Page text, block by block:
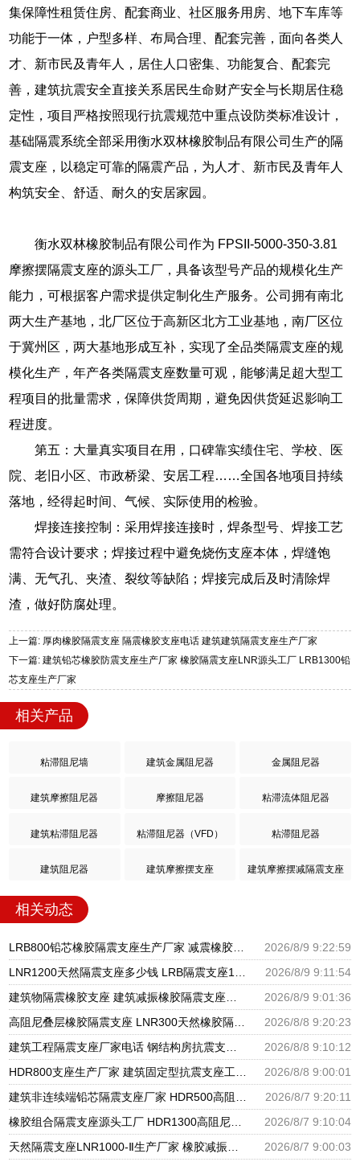
集保障性租赁住房、配套商业、社区服务用房、地下车库等
功能于一体，户型多样、布局合理、配套完善，面向各类人
才、新市民及青年人，居住人口密集、功能复合、配套完
善，建筑抗震安全直接关系居民生命财产安全与长期居住稳
定性，项目严格按照现行抗震规范中重点设防类标准设计，
基础隔震系统全部采用衡水双林橡胶制品有限公司生产的隔
震支座，以稳定可靠的隔震产品，为人才、新市民及青年人
构筑安全、舒适、耐久的安居家园。
衡水双林橡胶制品有限公司作为 FPSII-5000-350-3.81
摩擦摆隔震支座的源头工厂，具备该型号产品的规模化生产
能力，可根据客户需求提供定制化生产服务。公司拥有南北
两大生产基地，北厂区位于高新区北方工业基地，南厂区位
于冀州区，两大基地形成互补，实现了全品类隔震支座的规
模化生产，年产各类隔震支座数量可观，能够满足超大型工
程项目的批量需求，保障供货周期，避免因供货延迟影响工
程进度。
第五：大量真实项目在用，口碑靠实绩住宅、学校、医
院、老旧小区、市政桥梁、安居工程……全国各地项目持续
落地，经得起时间、气候、实际使用的检验。
焊接连接控制：采用焊接连接时，焊条型号、焊接工艺
需符合设计要求；焊接过程中避免烧伤支座本体，焊缝饱
满、无气孔、夹渣、裂纹等缺陷；焊接完成后及时清除焊
渣，做好防腐处理。
上一篇: 厚肉橡胶隔震支座 隔震橡胶支座电话 建筑建筑隔震支座生产厂家
下一篇: 建筑铅芯橡胶防震支座生产厂家 橡胶隔震支座LNR源头工厂 LRB1300铅
芯支座生产厂家
相关产品
粘滞阻尼墙 建筑金属阻尼器 金属阻尼器
建筑摩擦阻尼器 摩擦阻尼器 粘滞流体阻尼器
建筑粘滞阻尼器 粘滞阻尼器（VFD） 粘滞阻尼器
建筑阻尼器 建筑摩擦摆支座 建筑摩擦摆减隔震支座
相关动态
LRB800铅芯橡胶隔震支座生产厂家 减震橡胶支座生产厂家 HDR400隔震支座源头工厂
2026/8/9 9:22:59
LNR1200天然隔震支座多少钱 LRB隔震支座1400 HDR型高阻尼橡胶隔震支座厂家电话
2026/8/9 9:11:54
建筑物隔震橡胶支座 建筑减振橡胶隔震支座生产厂家 HDR600隔震支座生产厂家
2026/8/9 9:01:36
高阻尼叠层橡胶隔震支座 LNR300天然橡胶隔震支座多少钱 LNR隔震支座400(II型)厂家
2026/8/8 9:20:23
建筑工程隔震支座厂家电话 钢结构房抗震支座 抗震减振支座厂家电话
2026/8/8 9:10:12
HDR800支座生产厂家 建筑固定型抗震支座工厂 摩擦支座价格
2026/8/8 9:00:01
建筑非连续端铅芯隔震支座厂家 HDR500高阻尼橡胶支座多少钱 建筑橡胶隔震支座LNRLRB源头工厂
2026/8/7 9:20:11
橡胶组合隔震支座源头工厂 HDR1300高阻尼支座 天然橡胶隔震支座厂家直销
2026/8/7 9:10:04
天然隔震支座LNR1000-Ⅱ生产厂家 橡胶减振支座厂家 HDR600隔震支座厂家
2026/8/7 9:00:03